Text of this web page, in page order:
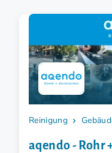
Reinigung
aqendo - Rohr